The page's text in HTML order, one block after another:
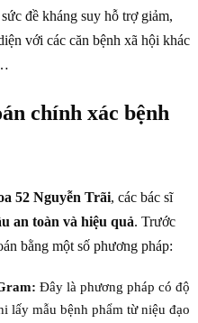
đề kháng suy hỗ trợ giảm,
với các căn bệnh xã hội khác
chính xác bệnh
52 Nguyễn Trãi, các bác sĩ
an toàn và hiệu quả. Trước
bằng một số phương pháp:
Đây là phương pháp có độ
lấy mẫu bệnh phẩm từ niệu đạo